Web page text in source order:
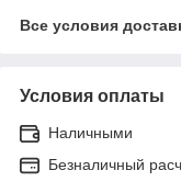
Все условия
Условия оплаты
Наличными
Безналичный